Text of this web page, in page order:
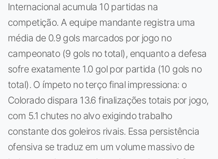
Internacional acumula 10 partidas na
competição. A equipe mandante registra uma
média de 0.9 gols marcados por jogo no
campeonato (9 gols no total), enquanto a defesa
sofre exatamente 1.0 gol por partida (10 gols no
total). O ímpeto no terço final impressiona: o
Colorado dispara 13.6 finalizações totais por jogo,
com 5.1 chutes no alvo exigindo trabalho
constante dos goleiros rivais. Essa persistência
ofensiva se traduz em um volume massivo de